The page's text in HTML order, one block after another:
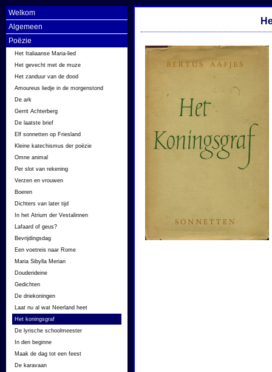
Welkom
Algemeen
Poëzie
Het Italiaanse Maria-lied
Het gevecht met de muze
Het zanduur van de dood
Amoureus liedje in de morgenstond
De ark
Gerrit Achterberg
De laatste brief
Elf sonnetten op Friesland
Kleine katechismus der poëzie
Omne animal
Per slot van rekening
Verzen en vrouwen
Boeren
Dichters van later tijd
In het Atrium der Vestalinnen
Lafaard of geus?
Bevrijdingsdag
Een voetreis naar Rome
Maria Sibylla Merian
Douderideine
Gedichten
De driekoningen
Laat nu al wat Neerland heet
Het koningsgraf
De lyrische schoolmeester
In den beginne
Maak de dag tot een feest
De karavaan